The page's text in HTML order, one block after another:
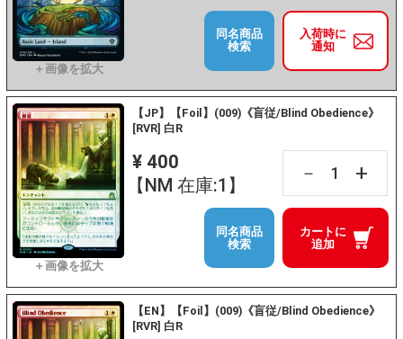
入荷時に
通知
同名商品
検索
【JP】【Foil】(009)《盲従/Blind Obedience》
[RVR] 白R
¥ 400
【NM 在庫:1】
－ +
カートに
追加
同名商品
検索
【EN】【Foil】(009)《盲従/Blind Obedience》
[RVR] 白R